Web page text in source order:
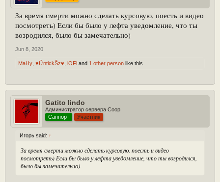
За время смерти можно сделать курсовую, поесть и видео
посмотреть) Если бы было у лефта уведомление, что ты
возродился, было бы замечательно)
Jun 8, 2020
MaHy ♥ỮntickŜz♥ iOFl and 1 other person like this.
Gatito lindo
Администратор сервера Coop
Саппорт
Участник
Игорь said: ↑
За время смерти можно сделать курсовую, поесть и видео
посмотреть) Если бы было у лефта уведомление, что ты возродился,
было бы замечательно)